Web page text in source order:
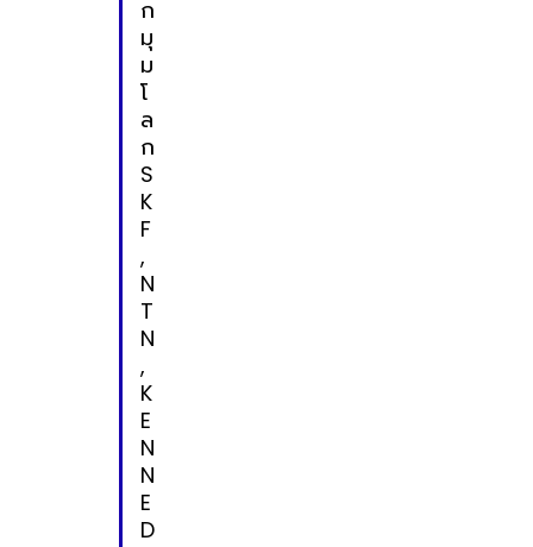
ก
มุ
ม
โ
ล
ก
S
K
F
,
N
T
N
,
K
E
N
N
E
D